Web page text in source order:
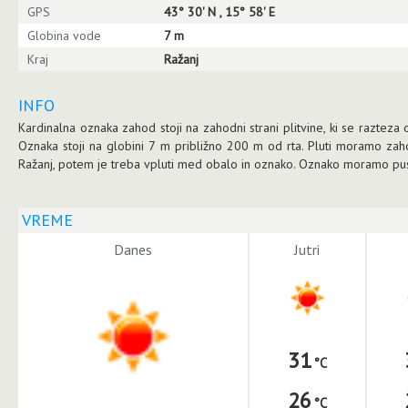
GPS
43° 30' N , 15° 58' E
Globina vode
7 m
Kraj
Ražanj
INFO
Kardinalna oznaka zahod stoji na zahodni strani plitvine, ki se
Oznaka stoji na globini 7 m približno 200 m od rta. Pluti moramo
Ražanj, potem je treba vpluti med obalo in oznako. Oznako moramo
VREME
Danes Jutri
31
26